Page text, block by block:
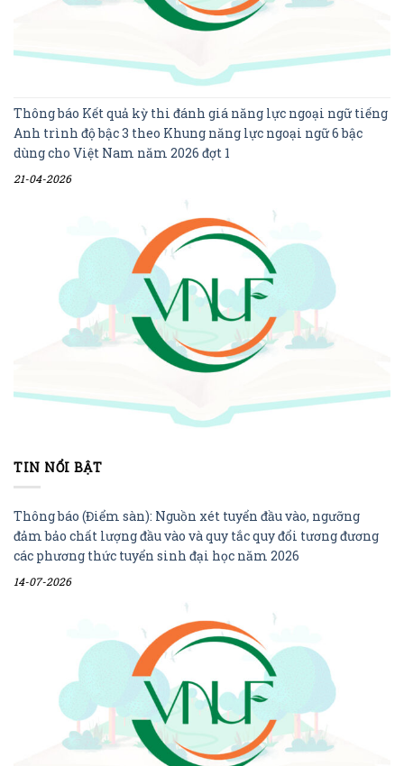
Thông báo Kết quả kỳ thi đánh giá năng lực ngoại ngữ tiếng
Anh trình độ bậc 3 theo Khung năng lực ngoại ngữ 6 bậc
dùng cho Việt Nam năm 2026 đợt 1
21-04-2026
TIN NỔI BẬT
Thông báo (Điểm sàn): Nguồn xét tuyển đầu vào, ngưỡng
đảm bảo chất lượng đầu vào và quy tắc quy đổi tương đương
các phương thức tuyển sinh đại học năm 2026
14-07-2026